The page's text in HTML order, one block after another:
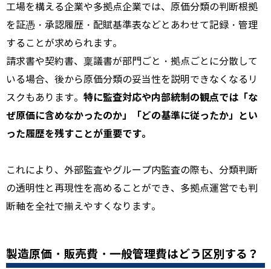
工場を構える企業や多拠点企業では、原価分類の判断根拠
を証憑・承認履歴・配賦基準表などとあわせて記録・管理
することが求められます。
請求書や契約書、稟議書が部門ごと・拠点ごとに分散して
いる場合、後から原価分類の妥当性を説明できなくなるリ
スクもあります。 特に監査対応や内部統制の観点では「な
ぜ原価に含めなかったのか」「どの基準に従ったか」とい
った履歴を残すことが重要です。
これにより、外部監査やグループ内監査の際も、分類判断
の透明性と再現性を高めることができ、多拠点運営でも判
断軸を全社で揃えやすくなります。
製造原価・販売費・一般管理費はどう区別する？